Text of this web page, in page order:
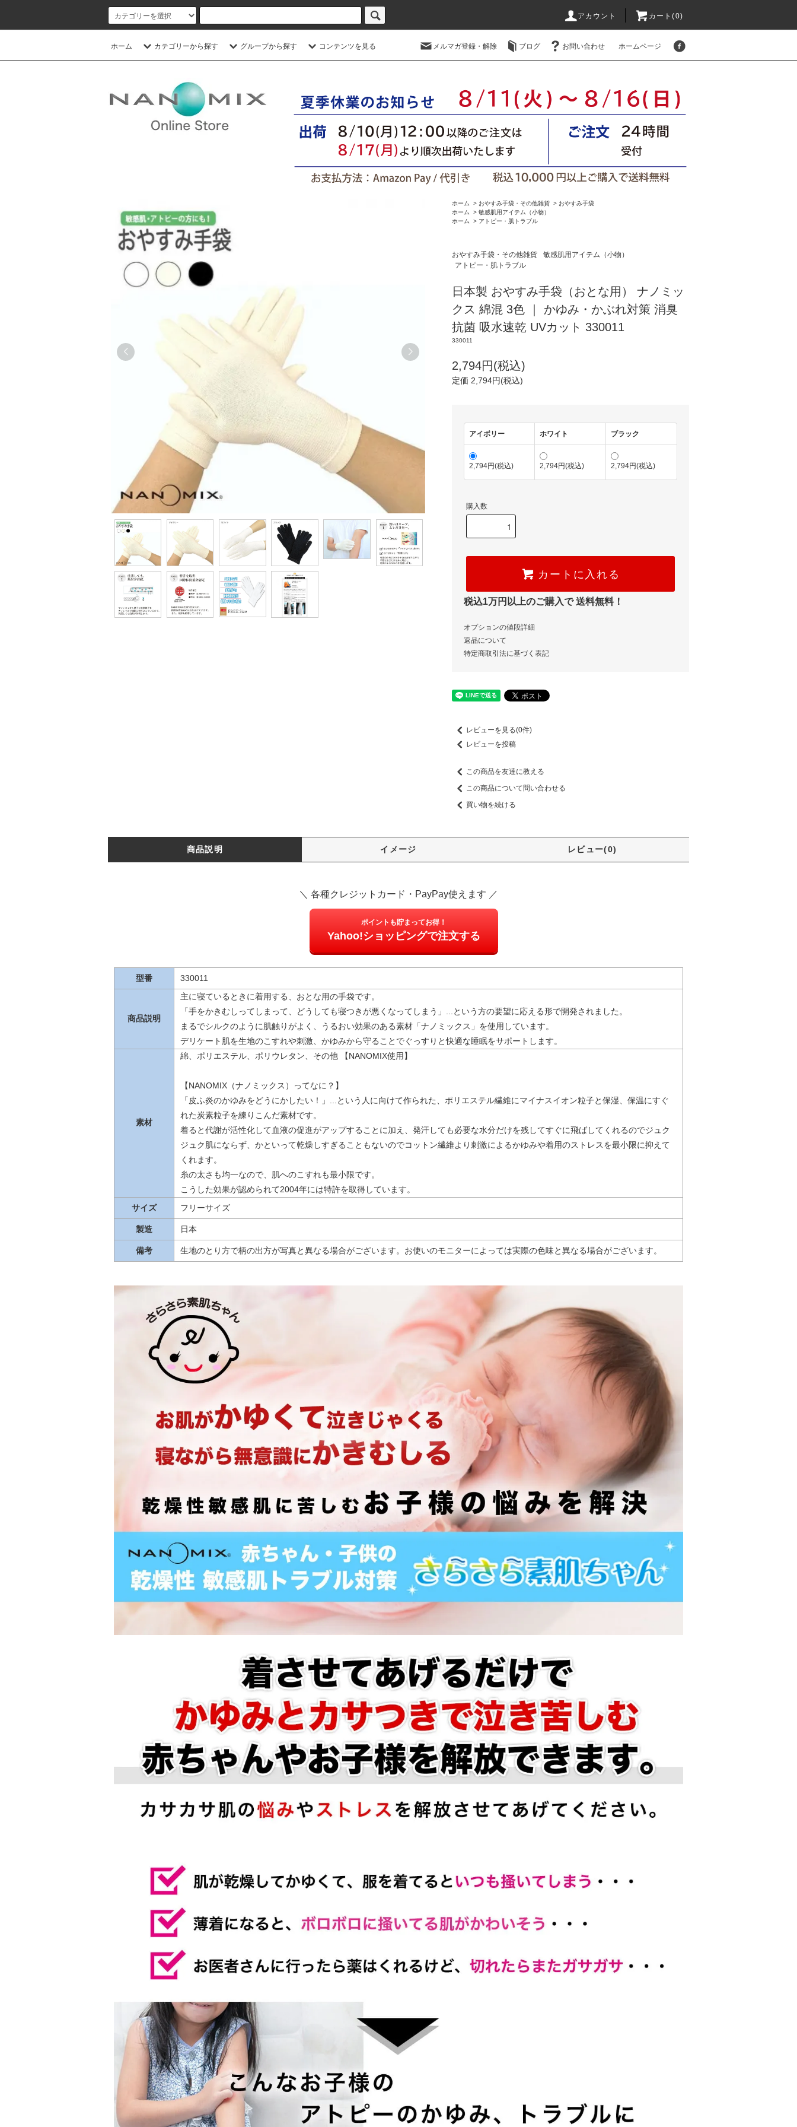
アカウント カート(0)
ホーム カテゴリーから探す グループから探す コンテンツを見る メルマガ登録・解除 ブログ お問い合わせ ホームページ
ホーム > おやすみ手袋・その他雑貨 > おやすみ手袋
ホーム
> 敏感肌用アイテム（小物）
ホーム
> アトピー・肌トラブル
おやすみ手袋・その他雑貨
敏感肌用アイテム（小物）
アトピー・肌トラブル
日本製 おやすみ手袋（おとな用） ナノミッ
クス 綿混 3色 ｜ かゆみ・かぶれ対策 消臭
抗菌 吸水速乾 UVカット 330011
330011
2,794円(税込)
定価 2,794円(税込)
アイボリー ホワイト ブラック
2,794円(税込) 2,794円(税込) 2,794円(税込)
購入数
カートに入れる
税込1万円以上のご購入で 送料無料！
オプションの値段詳細
返品について
特定商取引法に基づく表記
レビューを見る(0件)
レビューを投稿
この商品を友達に教える
この商品について問い合わせる
買い物を続ける
商品説明 イメージ レビュー(0)
＼ 各種クレジットカード・PayPay使えます ／
ポイントも貯まってお得！
Yahoo!ショッピングで注文する
型番 330011
商品説明
主に寝ているときに着用する、おとな用の手袋です。
「手をかきむしってしまって、どうしても寝つきが悪くなってしまう」...という方の要望に応える形で開発されました。
まるでシルクのように肌触りがよく、うるおい効果のある素材「ナノミックス」を使用しています。
デリケート肌を生地のこすれや刺激、かゆみから守ることでぐっすりと快適な睡眠をサポートします。
素材
綿、ポリエステル、ポリウレタン、その他 【NANOMIX使用】
【NANOMIX（ナノミックス）ってなに？】
「皮ふ炎のかゆみをどうにかしたい！」...という人に向けて作られた、ポリエステル繊維にマイナスイオン粒子と保湿、保温にすぐ
れた炭素粒子を練りこんだ素材です。
着ると代謝が活性化して血液の促進がアップすることに加え、発汗しても必要な水分だけを残してすぐに飛ばしてくれるのでジュク
ジュク肌にならず、かといって乾燥しすぎることもないのでコットン繊維より刺激によるかゆみや着用のストレスを最小限に抑えて
くれます。
糸の太さも均一なので、肌へのこすれも最小限です。
こうした効果が認められて2004年には特許を取得しています。
サイズ
フリーサイズ
製造 日本
備考 生地のとり方で柄の出方が写真と異なる場合がございます。お使いのモニターによっては実際の色味と異なる場合がございます。